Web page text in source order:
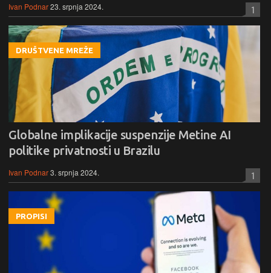
Ivan Podnar23. srpnja 2024. 1
DRUŠTVENE MREŽE
Globalne implikacije suspenzije Metine AI
politike privatnosti u Brazilu
Ivan Podnar3. srpnja 2024. 1
PROPISI